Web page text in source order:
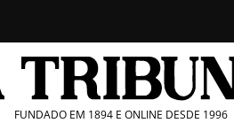
FUNDADO EM 1894 E ONLINE DESDE 1996